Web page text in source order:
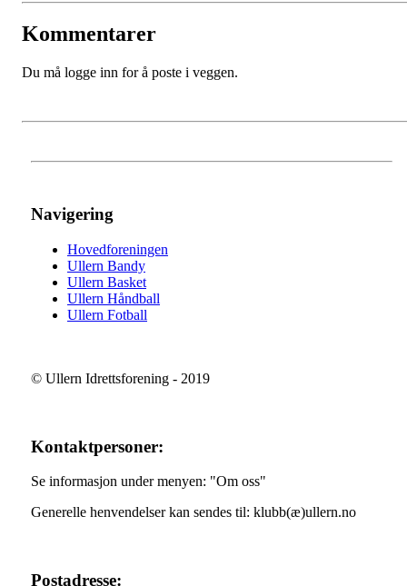
Kommentarer
Du må logge inn for å poste i veggen.
Navigering
Hovedforeningen
Ullern Bandy
Ullern Basket
Ullern Håndball
Ullern Fotball
© Ullern Idrettsforening - 2019
Kontaktpersoner:
Se informasjon under menyen: "Om oss"
Generelle henvendelser kan sendes til: klubb(æ)ullern.no
Postadresse: